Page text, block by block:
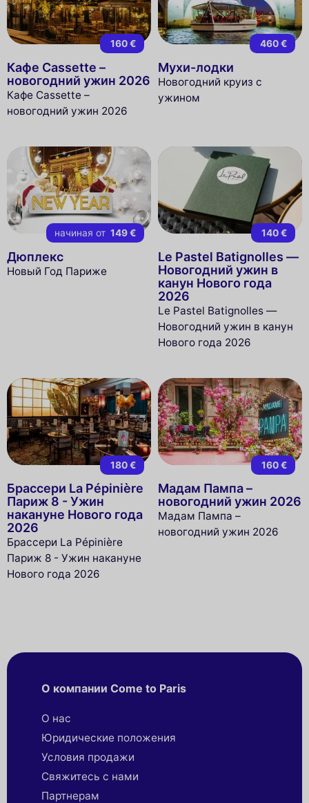
160 €
Кафе Cassette –
новогодний ужин 2026
Кафе Cassette –
новогодний ужин 2026
460 €
Мухи-лодки
Новогодний круиз с
ужином
начиная от 149 €
Дюплекс
Новый Год Париже
140 €
Le Pastel Batignolles —
Новогодний ужин в
канун Нового года
2026
Le Pastel Batignolles —
Новогодний ужин в канун
Нового года 2026
180 €
Брассери La Pépinière
Париж 8 - Ужин
накануне Нового года
2026
Брассери La Pépinière
Париж 8 - Ужин накануне
Нового года 2026
160 €
Мадам Пампа –
новогодний ужин 2026
Мадам Пампа –
новогодний ужин 2026
О компании Come to Paris
О нас
Юридические положения
Условия продажи
Свяжитесь с нами
Партнерaм